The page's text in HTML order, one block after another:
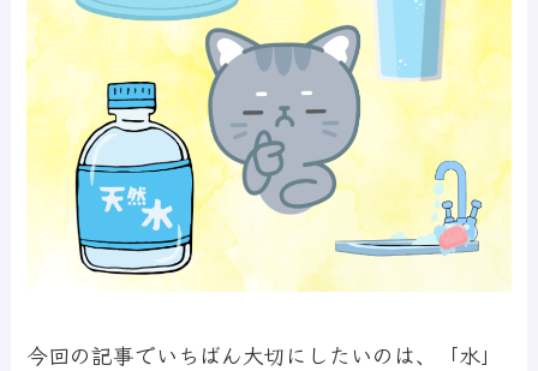
今回の記事でいちばん大切にしたいのは、「水」